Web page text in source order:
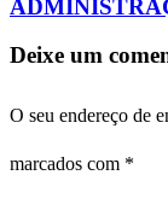
Deixe um
O seu endereço de
marcados com *